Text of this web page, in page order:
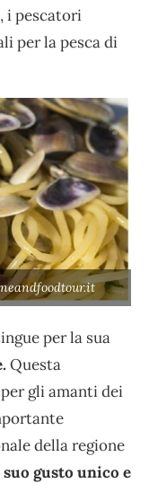
i pescatori
per la pesca di
per la sua
Questa
gli amanti dei
della regione
gusto unico e